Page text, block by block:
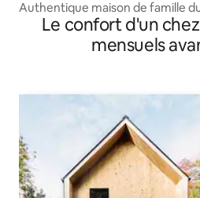
Authentique maison de famille
Le confort d'un
mensuels